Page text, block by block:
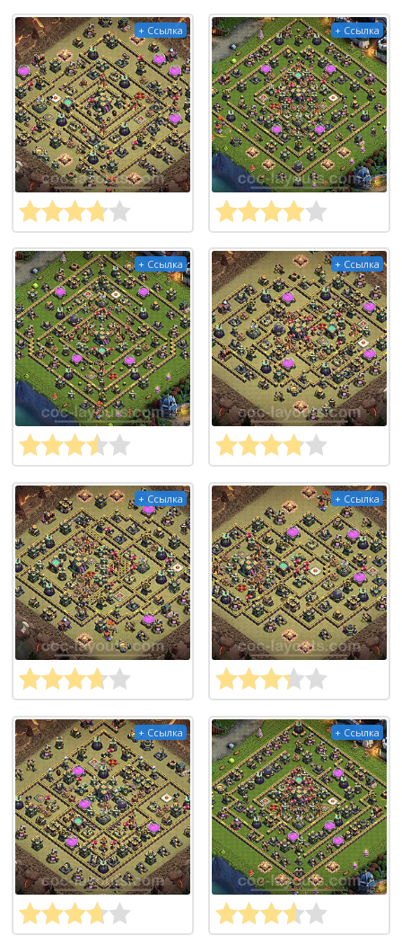
+ Ссылка + Ссылка
+ Ссылка + Ссылка
+ Ссылка + Ссылка
+ Ссылка + Ссылка